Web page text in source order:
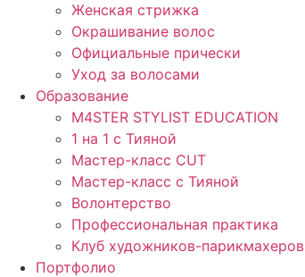
Женская стрижка
Окрашивание волос
Официальные прически
Уход за волосами
Образование
M4STER STYLIST EDUCATION
1 на 1 с Тияной
Мастер-класс CUT
Мастер-класс с Тияной
Волонтерство
Профессиональная практика
Клуб художников-парикмахеров
Портфолио